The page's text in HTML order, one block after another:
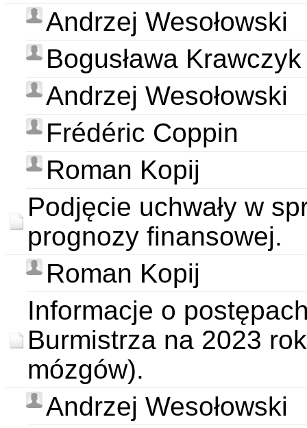
Andrzej Wesołowski
Bogusława Krawczyk
Andrzej Wesołowski
Frédéric Coppin
Roman Kopij
Podjęcie uchwały w
prognozy finansowej.
Roman Kopij
Informacje o
Burmistrza na 2023
mózgów).
Andrzej Wesołowski